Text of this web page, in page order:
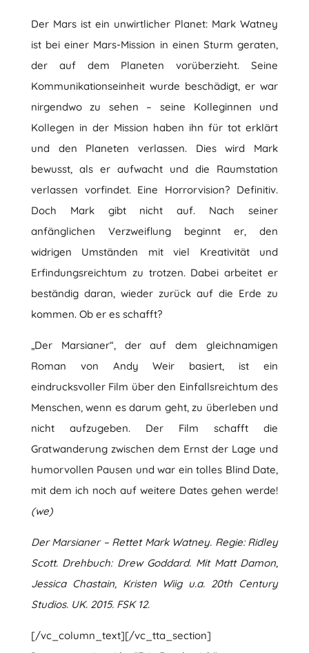
Der Mars ist ein unwirtlicher Planet: Mark Watney
ist bei einer Mars-Mission in einen Sturm geraten,
der auf dem Planeten vorüberzieht. Seine
Kommunikationseinheit wurde beschädigt, er war
nirgendwo zu sehen – seine Kolleginnen und
Kollegen in der Mission haben ihn für tot erklärt
und den Planeten verlassen. Dies wird Mark
bewusst, als er aufwacht und die Raumstation
verlassen vorfindet. Eine Horrorvision? Definitiv.
Doch Mark gibt nicht auf. Nach seiner
anfänglichen Verzweiflung beginnt er, den
widrigen Umständen mit viel Kreativität und
Erfindungsreichtum zu trotzen. Dabei arbeitet er
beständig daran, wieder zurück auf die Erde zu
kommen. Ob er es schafft?
„Der Marsianer“, der auf dem gleichnamigen
Roman von Andy Weir basiert, ist ein
eindrucksvoller Film über den Einfallsreichtum des
Menschen, wenn es darum geht, zu überleben und
nicht aufzugeben. Der Film schafft die
Gratwanderung zwischen dem Ernst der Lage und
humorvollen Pausen und war ein tolles Blind Date,
mit dem ich noch auf weitere Dates gehen werde!
(we)
Der Marsianer – Rettet Mark Watney. Regie: Ridley
Scott. Drehbuch: Drew Goddard. Mit Matt Damon,
Jessica Chastain, Kristen Wiig u.a. 20th Century
Studios. UK. 2015. FSK 12.
[/vc_column_text][/vc_tta_section]